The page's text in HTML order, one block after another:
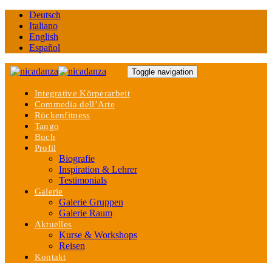
Links
überspringen
primären
Navigation
springen
Inhalt
Deutsch
Italiano
English
Español
Toggle navigation
Integrative Körperarbeit
Commedia dell’Arte
Rückenfitness
Tango
Buch
Profil
Biografie
Inspiration & Lehrer
Testimonials
Galerie
Galerie Gruppen
Galerie Raum
Aktuelles
Kurse & Workshops
Reisen
Kontakt